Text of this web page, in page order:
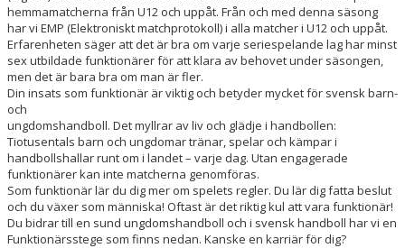
SOCIALA MEDIER
OM ÅHUS HANDBOLL
BLÅ TRÅDEN
hemmamatcherna från U12 och uppåt. Från och med denna säsong
har vi EMP (Elektroniskt matchprotokoll) i alla matcher i U12 och uppåt.
Erfarenheten säger att det är bra om varje seriespelande lag har minst
sex utbildade funktionärer för att klara av behovet under säsongen,
men det är bara bra om man är fler.
Din insats som funktionär är viktig och betyder mycket för svensk barn-
och
ungdomshandboll. Det myllrar av liv och glädje i handbollen:
Tiotusentals barn och ungdomar tränar, spelar och kämpar i
handbollshallar runt om i landet – varje dag. Utan engagerade
funktionärer kan inte matcherna genomföras.
Som funktionär lär du dig mer om spelets regler. Du lär dig fatta beslut
och du växer som människa! Oftast är det riktig kul att vara funktionär!
Du bidrar till en sund ungdomshandboll och i svensk handboll har vi en
Funktionärsstege som finns nedan. Kanske en karriär för dig?